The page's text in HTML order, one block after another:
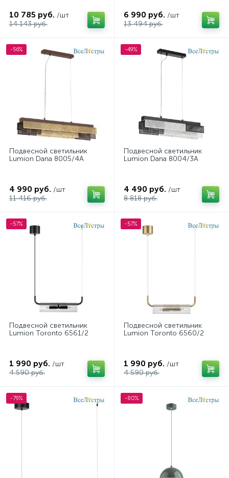
10 785 руб. /шт
14 143 руб.
6 990 руб. /шт
13 494 руб.
-56%
Подвесной светильник
Lumion Dana 8005/4A
4 990 руб. /шт
11 416 руб.
-49%
Подвесной светильник
Lumion Dana 8004/3A
4 490 руб. /шт
8 818 руб.
-57%
Подвесной светильник
Lumion Toronto 6561/2
1 990 руб. /шт
4 590 руб.
-57%
Подвесной светильник
Lumion Toronto 6560/2
1 990 руб. /шт
4 590 руб.
-79% -80%